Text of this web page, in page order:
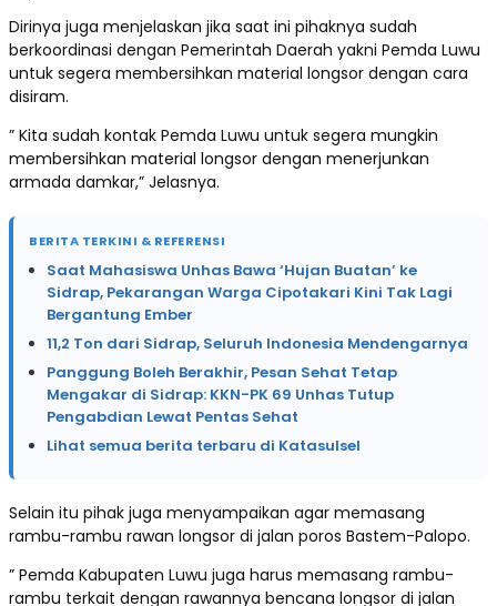
Dirinya juga menjelaskan jika saat ini pihaknya sudah
berkoordinasi dengan Pemerintah Daerah yakni Pemda Luwu
untuk segera membersihkan material longsor dengan cara
disiram.
” Kita sudah kontak Pemda Luwu untuk segera mungkin
membersihkan material longsor dengan menerjunkan
armada damkar,” Jelasnya.
BERITA TERKINI & REFERENSI
Saat Mahasiswa Unhas Bawa ‘Hujan Buatan’ ke
Sidrap, Pekarangan Warga Cipotakari Kini Tak Lagi
Bergantung Ember
11,2 Ton dari Sidrap, Seluruh Indonesia Mendengarnya
Panggung Boleh Berakhir, Pesan Sehat Tetap
Mengakar di Sidrap: KKN-PK 69 Unhas Tutup
Pengabdian Lewat Pentas Sehat
Lihat semua berita terbaru di Katasulsel
Selain itu pihak juga menyampaikan agar memasang
rambu-rambu rawan longsor di jalan poros Bastem-Palopo.
” Pemda Kabupaten Luwu juga harus memasang rambu-
rambu terkait dengan rawannya bencana longsor di jalan